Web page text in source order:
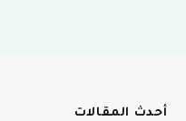
أحدث المقالات